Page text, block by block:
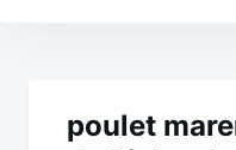
poulet